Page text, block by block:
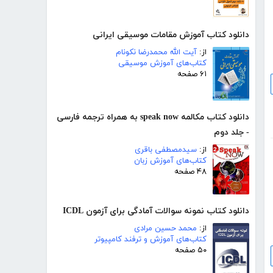
دانلود کتاب آموزش مقامات موسیقی ایرانی
از: آیت الله محمدرضا نکونام
کتاب‌های آموزش موسیقی
۶۱ صفحه
دانلود کتاب مکالمه speak now به همراه ترجمه فارسی
- جلد دوم
از: سیدمصطفی باقری
کتاب‌های آموزش زبان
۴۸ صفحه
دانلود کتاب نمونه سوالات آمادگی برای آزمون ICDL
از: محمد حسین مرادی
کتاب‌های آموزش و ترفند کامپیوتر
۵۰ صفحه